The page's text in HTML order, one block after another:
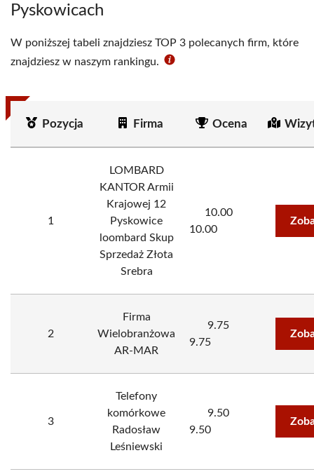
Pyskowicach
W poniższej tabeli znajdziesz TOP 3 polecanych firm, które
znajdziesz w naszym rankingu.
Pozycja Firma Ocena
1
LOMBARD
KANTOR Armii
Krajowej 12
Pyskowice
loombard Skup
Sprzedaż Złota
Srebra
10.00
10.00
2
Firma
Wielobranżowa
AR-MAR
9.75
9.75
3
Telefony
komórkowe
Radosław
Leśniewski
9.50
9.50